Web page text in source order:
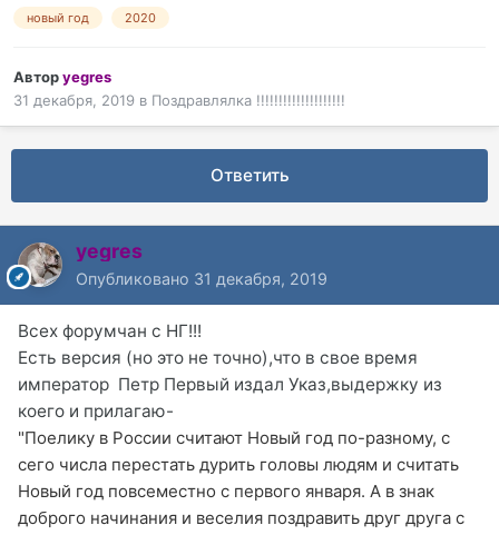
новый год 2020
Авторyegres
31 декабря, 2019 в Поздравлялка !!!!!!!!!!!!!!!!!!!!
Ответить
yegres
Опубликовано 31 декабря, 2019
Всех форумчан с НГ!!!
Есть версия (но это не точно),что в свое время
император Петр Первый издал Указ,выдержку из
коего и прилагаю-
"Поелику в России считают Новый год по-разному, с
сего числа перестать дурить головы людям и считать
Новый год повсеместно с первого января. А в знак
доброго начинания и веселия поздравить друг друга с